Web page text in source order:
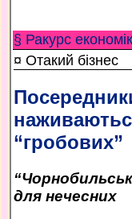
§ Ракурс
¤ Отакий бізнес
“гробових”
для нечесних